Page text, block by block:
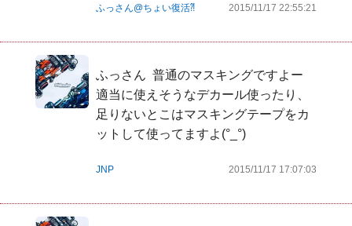
ふっさん@ちょい復活⁈ 2015/11/17 22:55:21
ふっさん  普通のマスキングですよー
適当に使えそうなデカール使ったり、
足りないとこはマスキングテープをカ
ットして使ってますよ(°_°)
JNP 2015/11/17 17:07:03